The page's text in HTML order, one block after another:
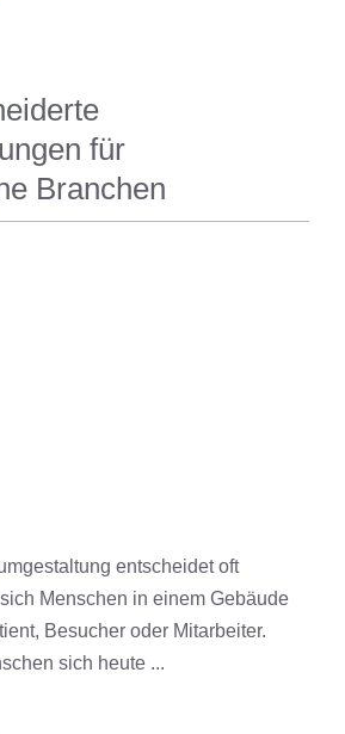
für
Branchen
entscheidet oft
Menschen in einem Gebäude
Besucher oder Mitarbeiter.
sich heute ...